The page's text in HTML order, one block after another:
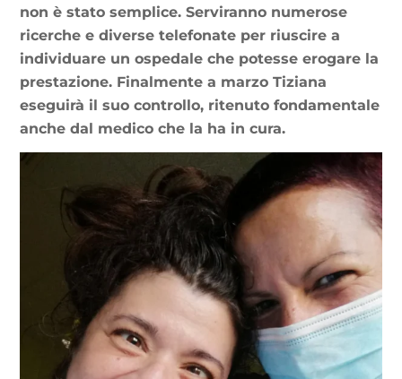
non è stato semplice. Serviranno numerose
ricerche e diverse telefonate per riuscire a
individuare un ospedale che potesse erogare la
prestazione. Finalmente a marzo Tiziana
eseguirà il suo controllo, ritenuto fondamentale
anche dal medico che la ha in cura.